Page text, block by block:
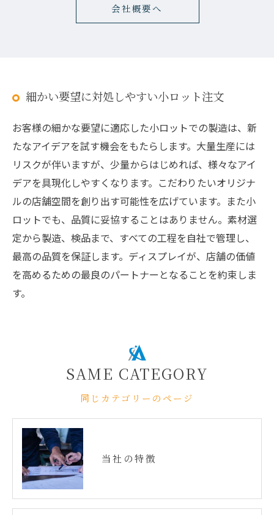
会社概要へ
細かい要望に対処しやすい小ロット注文
お客様の細かな要望に適応した小ロットでの製造は、新
たなアイデアを試す機会をもたらします。大量生産には
リスクが伴いますが、少量からはじめれば、様々なアイ
デアを具現化しやすくなります。こだわりたいオリジナ
ルの店舗空間を創り出す可能性を広げています。また小
ロットでも、品質に妥協することはありません。素材選
定から製造、検品まで、すべての工程を自社で管理し、
最高の品質を保証します。ディスプレイが、店舗の価値
を高めるための最良のパートナーとなることを約束しま
す。
同じカテゴリーのページ
SAME CATEGORY
当社の特徴